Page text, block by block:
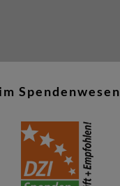
Spendenwesen